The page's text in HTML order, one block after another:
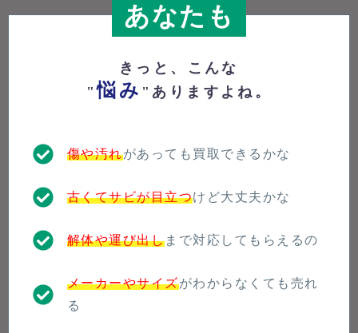
あなたも
きっと、こんな
"悩み "ありますよね。
傷や汚れがあっても買取できるかな
古くてサビが目立つけど大丈夫かな
解体や運び出しまで対応してもらえるの
メーカーやサイズがわからなくても売れ
る